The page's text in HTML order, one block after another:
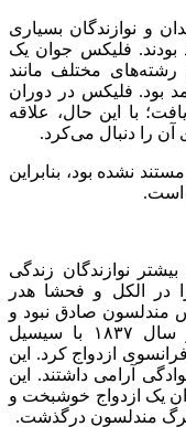
و نوازندگان بسیاری
فلیکس جوان یک
رشته‌های مختلف مانند
بود. فلیکس در دوران
با این حال، علاقه
آن را دنبال می‌کرد.
نشده بود، بنابراین
است.
نوازندگان زندگی
در الکل و فحشا هدر
مندلسون صادق نبود و
زندگی پاک و متینی داشت. فلیکس در سال ۱۸۳۷ با سیسیل
ازدواج کرد. این
آرامی داشتند. این
یک ازدواج خوشبخت و
مندلسون درگذشت.